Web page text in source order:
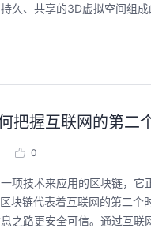
久、共享的3D虚拟空间组
把握互联网的第二
0
技术来应用的区块链，它
链代表着互联网的第二个
之路更安全可信。通过互联